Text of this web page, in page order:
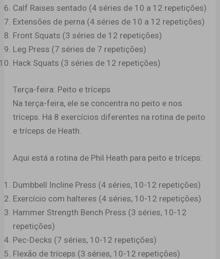
Calf Raises sentado (4 séries de 10 a 12 repetições)
Extensões de perna (4 séries de 10 a 12 repetições)
Front Squats (3 séries de 12 repetições)
Leg Press (7 séries de 7 repetições)
Hack Squats (3 séries de 12 repetições)
Terça-feira: Peito e tríceps
Na terça-feira, ele se concentra no peito e nos
tríceps. Há 8 exercícios diferentes na rotina de peito
e tríceps de Heath.
Aqui está a rotina de Phil Heath para peito e tríceps:
Dumbbell Incline Press (4 séries, 10-12 repetições)
Exercício com halteres (4 séries, 10-12 repetições)
Hammer Strength Bench Press (3 séries, 10-12
repetições)
Pec-Decks (7 séries, 10-12 repetições)
Flexão de tríceps (3 séries, 10-12 repetições)